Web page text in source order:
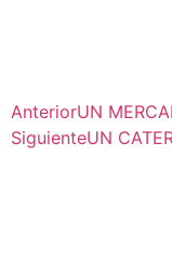
AnteriorUN
SiguienteUN